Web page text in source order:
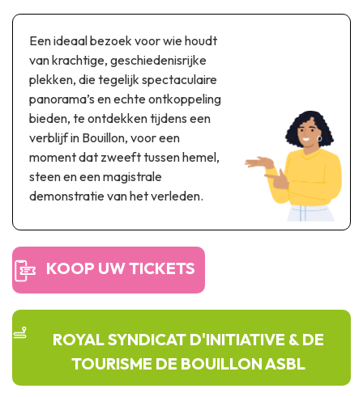
Geschiedenis
Wetenschapsparken
Auto- & spoorerfgoed
Industrieel erfgoed & architecturale kunstwerken
Streekproducten
Herinneringstoerisme
UNESCO
Thema & recreatiepark
Recreatie- & waterpretparken
DOWNLOAD DE GIDS
Een ideaal bezoek voor wie houdt
van krachtige, geschiedenisrijke
plekken, die tegelijk spectaculaire
panorama’s en echte ontkoppeling
bieden, te ontdekken tijdens een
verblijf in Bouillon, voor een
moment dat zweeft tussen hemel,
steen en een magistrale
demonstratie van het verleden.
KOOP UW TICKETS
ROYAL SYNDICAT D'INITIATIVE & DE
TOURISME DE BOUILLON ASBL